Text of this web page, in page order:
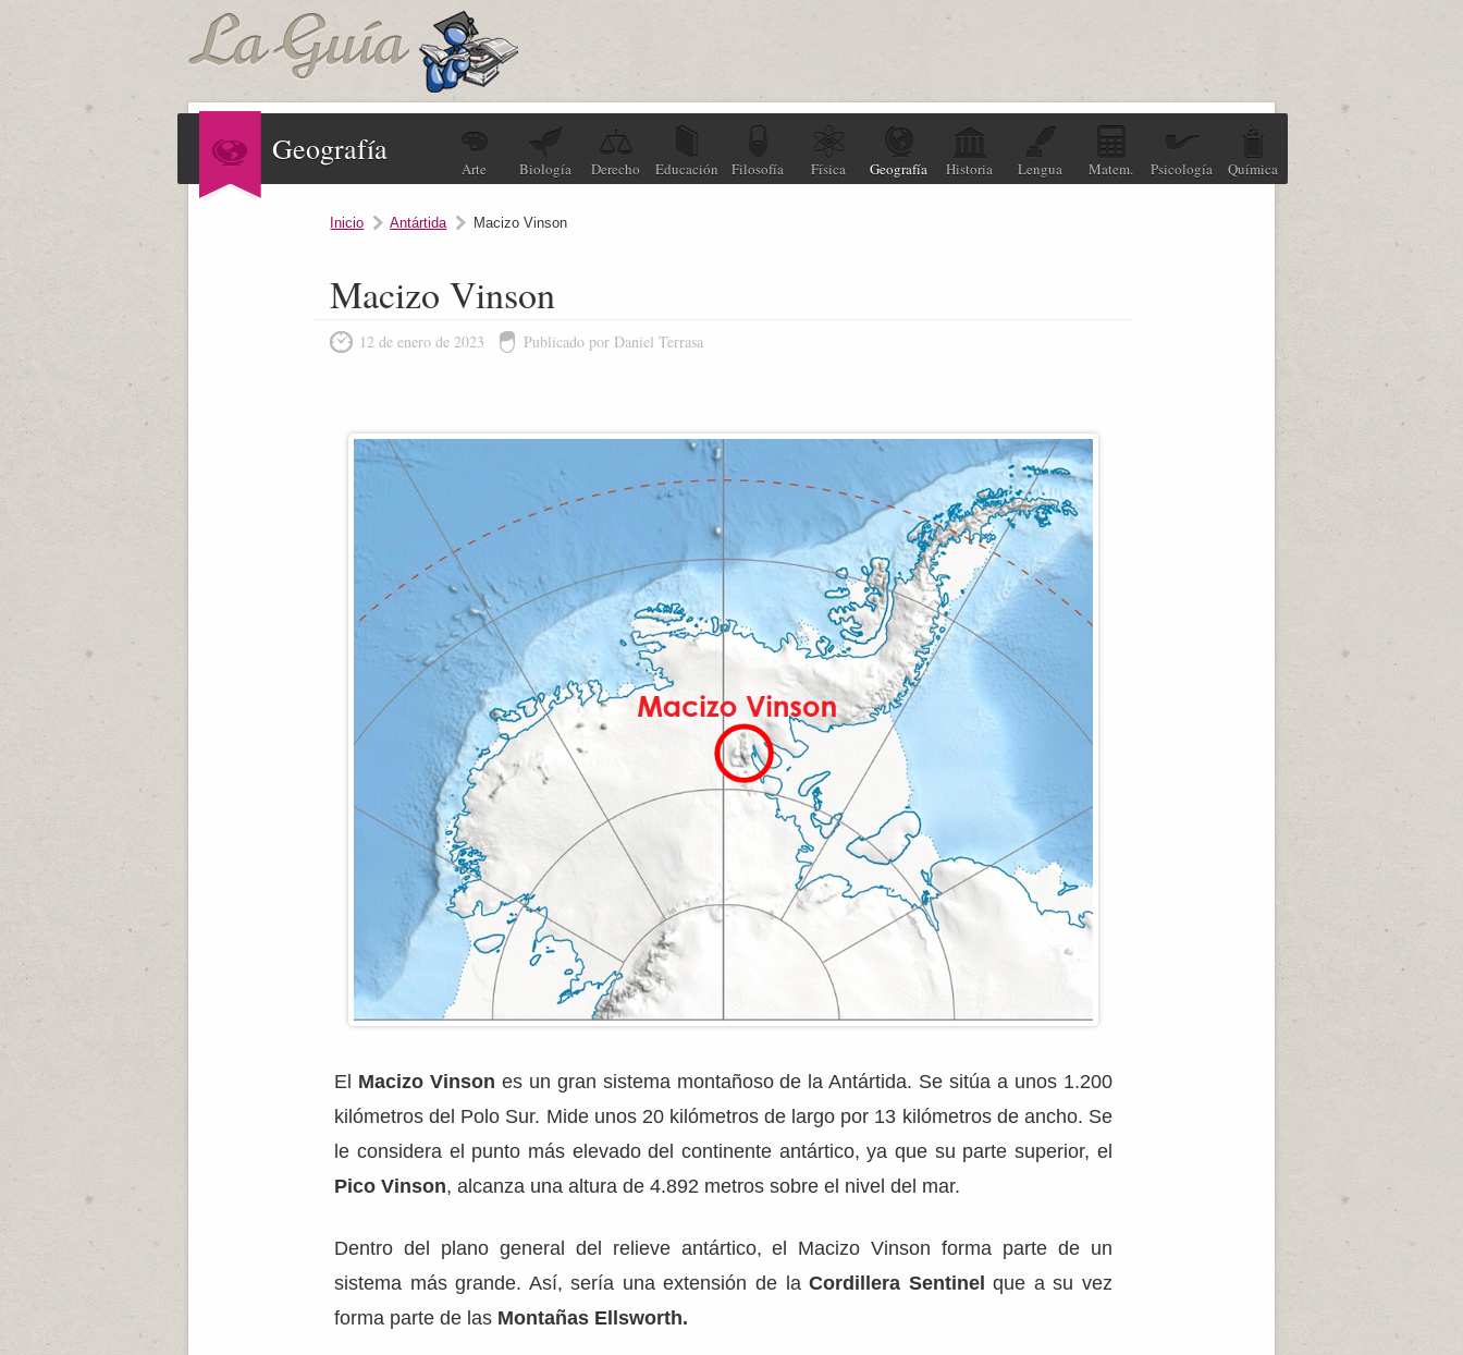
Geografía
Arte Biología Derecho Educación Filosofía Física Geografía Historia Lengua Matem. Psicología Química
Inicio Antártida Macizo Vinson
Macizo Vinson
12 de enero de 2023 Publicado por Daniel Terrasa
El Macizo Vinson es un gran sistema montañoso de la Antártida. Se sitúa a unos 1.200
kilómetros del Polo Sur. Mide unos 20 kilómetros de largo por 13 kilómetros de ancho. Se
le considera el punto más elevado del continente antártico, ya que su parte superior, el
Pico Vinson, alcanza una altura de 4.892 metros sobre el nivel del mar.
Dentro del plano general del relieve antártico, el Macizo Vinson forma parte de un
sistema más grande. Así, sería una extensión de laCordillera Sentinel que a su vez
forma parte de las Montañas Ellsworth.